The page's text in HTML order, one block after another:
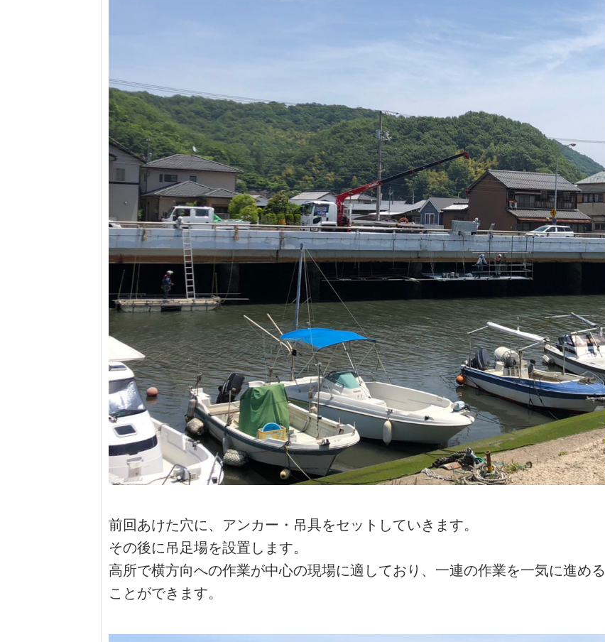
前回あけた穴に、アンカー・吊具をセットしていきます。
その後に吊足場を設置します。
高所で横方向への作業が中心の現場に適しており、一連の作業を一気に進める
ことができます。